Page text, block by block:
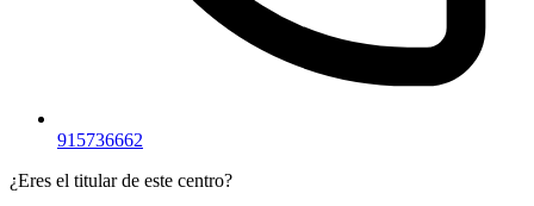
915736662
¿Eres el titular de este centro?